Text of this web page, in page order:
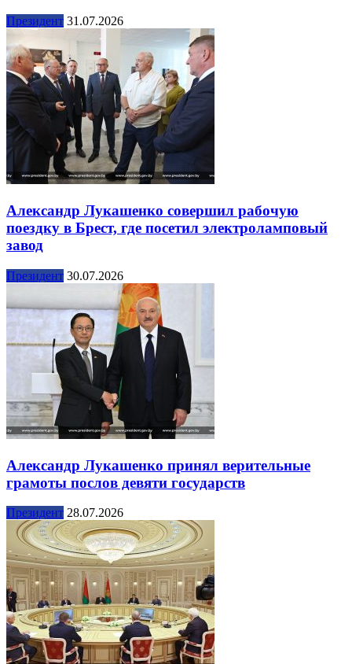
Президент 31.07.2026
Александр Лукашенко совершил рабочую
поездку в Брест, где посетил электроламповый
завод
Президент 30.07.2026
Александр Лукашенко принял верительные
грамоты послов девяти государств
Президент 28.07.2026